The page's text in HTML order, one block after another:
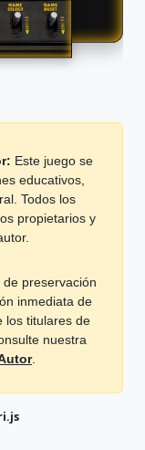
Este juego se
educativos,
Todos los
propietarios y
preservación
inmediata de
los titulares de
nuestra
.